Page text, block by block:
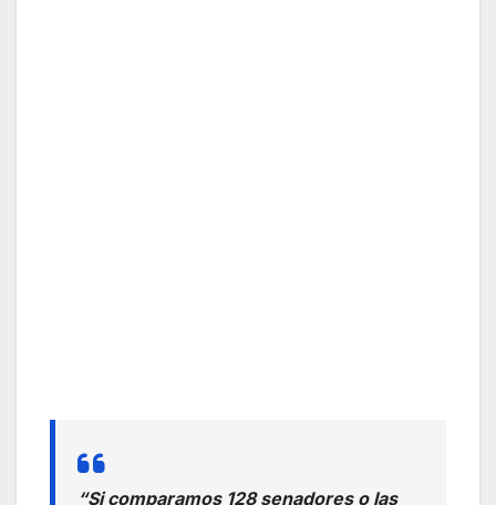
“Si comparamos 128 senadores o las